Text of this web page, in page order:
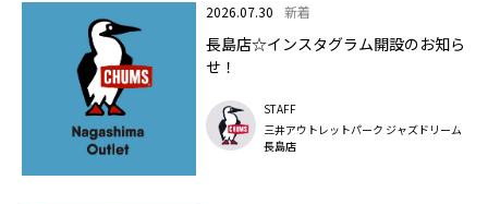
2026.07.30 新着
長島店☆インスタグラム開設のお知ら
せ！
STAFF
三井アウトレットパーク ジャズドリーム
長島店